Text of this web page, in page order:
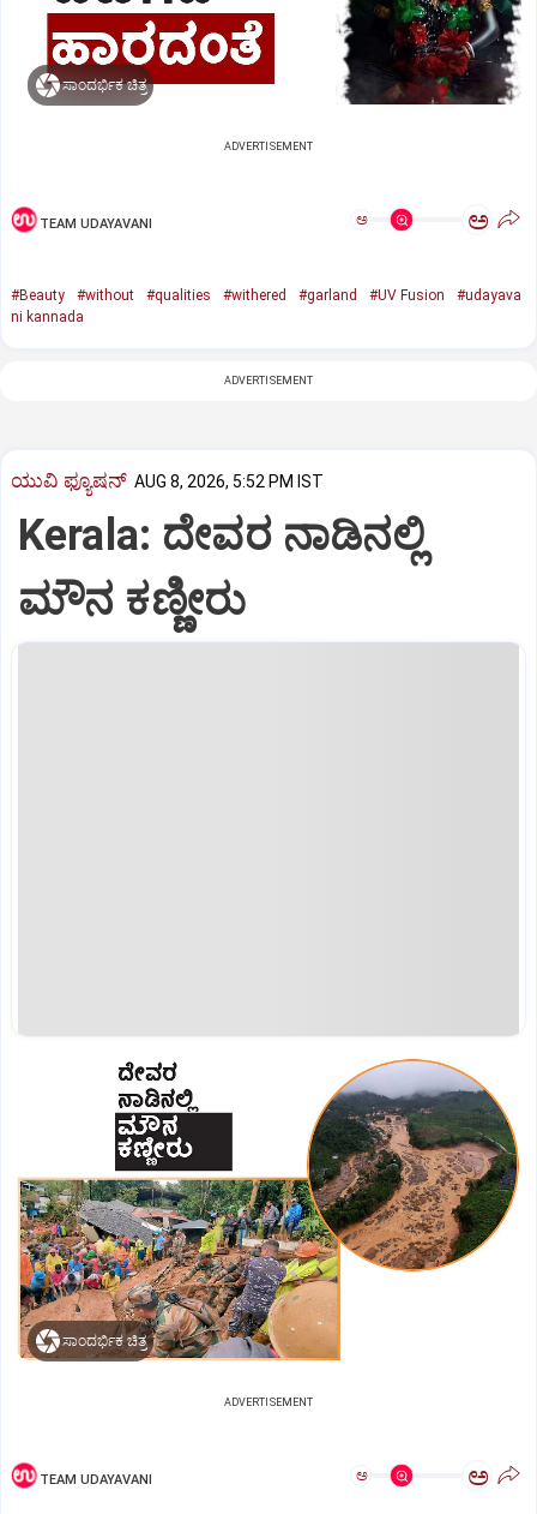
ಸಾಂದರ್ಭಿಕ ಚಿತ್ರ
ADVERTISEMENT
TEAM UDAYAVANI ಅ ಅ
#Beauty #without #qualities #withered #garland #UV Fusion
#udayava
ni kannada
ADVERTISEMENT
ಯುವಿ ಫ್ಯೂಷನ್ AUG 8, 2026, 5:52 PM IST
Kerala: ದೇವರ ನಾಡಿನಲ್ಲಿ
ಮೌನ ಕಣ್ಣೀರು
ಸಾಂದರ್ಭಿಕ ಚಿತ್ರ
ADVERTISEMENT
TEAM UDAYAVANI ಅ ಅ